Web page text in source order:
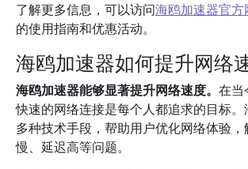
了解更多信息，可以访问海鸥加速器官方
的使用指南和优惠活动。
海鸥加速器如何提升网络
海鸥加速器能够显著提升网络速度。 在当
快速的网络连接是每个人都追求的目标
多种技术手段，帮助用户优化网络体验
慢、延迟高等问题。